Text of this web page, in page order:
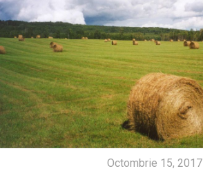
Octombrie 15, 2017